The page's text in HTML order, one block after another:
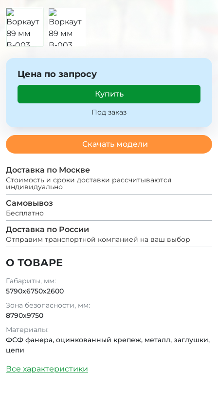
О ТОВАРЕ
Габариты, мм:
5790x6750x2600
Зона безопасности, мм:
8790x9750
Материалы:
ФСФ фанера, оцинкованный крепеж, металл, заглушки,
цепи
Все характеристики
Цена по запросу
Купить
Под заказ
Скачать модели
Доставка по Москве
Стоимость и сроки доставки рассчитываются
индивидуально
Самовывоз
Бесплатно
Доставка по России
Отправим транспортной компанией на ваш выбор